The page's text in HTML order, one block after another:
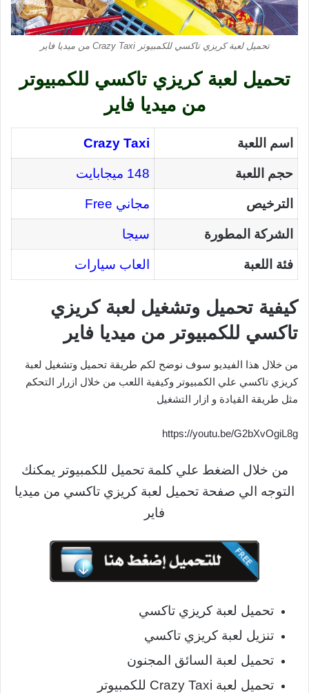
تحميل لعبة كريزي تاكسي للكمبيوتر Crazy Taxi من ميديا فاير
تحميل لعبة كريزي تاكسي للكمبيوتر
من ميديا فاير
اسم اللعبة Crazy Taxi
حجم اللعبة 148 ميجابايت
الترخيص مجاني Free
الشركة المطورة سيجا
فئة اللعبة العاب سيارات
كيفية تحميل وتشغيل لعبة كريزي
تاكسي للكمبيوتر من ميديا فاير
من خلال هذا الفيديو سوف نوضح لكم طريقة تحميل وتشغيل لعبة
كريزي تاكسي علي الكمبيوتر وكيفية اللعب من خلال ازرار التحكم
مثل طريقة القيادة و ازار التشغيل
https://youtu.be/G2bXvOgiL8g
من خلال الضغط علي كلمة تحميل للكمبيوتر يمكنك
التوجه الي صفحة تحميل لعبة كريزي تاكسي من ميديا
فاير
تحميل لعبة كريزي تاكسي
تنزيل لعبة كريزي تاكسي
تحميل لعبة السائق المجنون
تحميل لعبة Crazy Taxi للكمبيوتر